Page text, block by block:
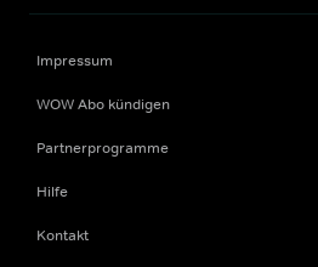
Impressum
WOW Abo kündigen
Partnerprogramme
Hilfe
Kontakt